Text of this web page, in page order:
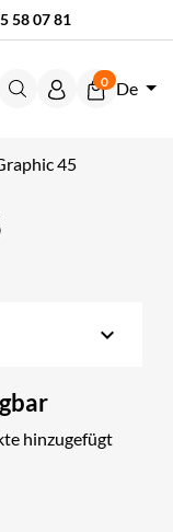
58 07 81
0 De
45
keyboard_arrow_down
hinzugefügt